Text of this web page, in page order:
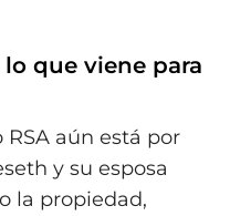
que viene para
aún está por
y su esposa
la propiedad,